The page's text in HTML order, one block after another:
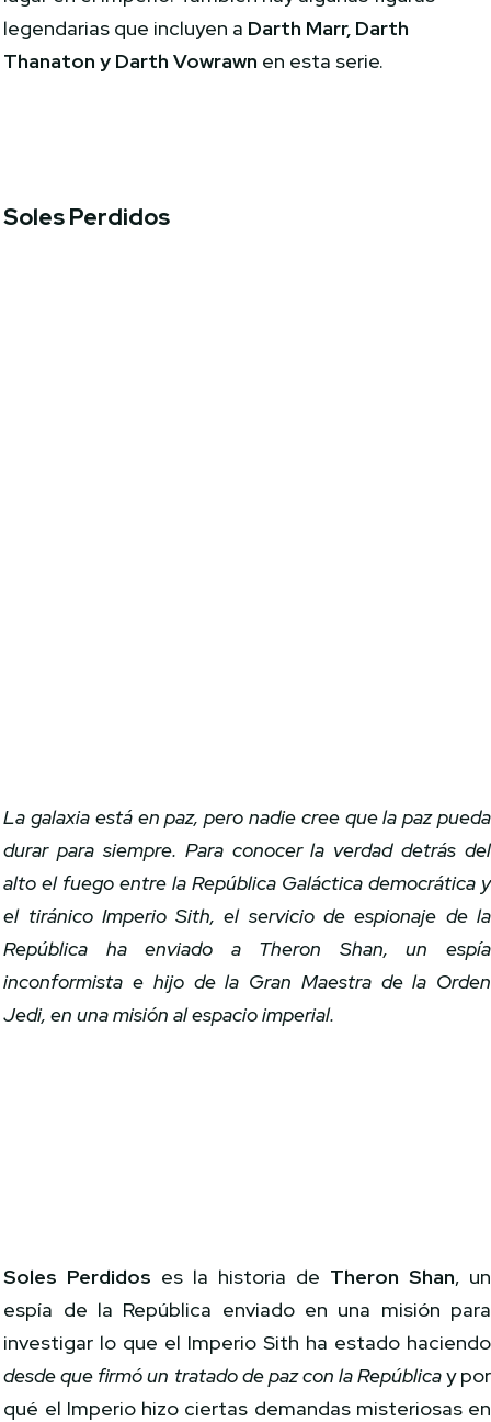
legendarias que incluyen a Darth Marr, Darth
Thanaton y Darth Vowrawn en esta serie.
Soles Perdidos
La galaxia está en paz, pero nadie cree que la paz pueda
durar para siempre. Para conocer la verdad detrás del
alto el fuego entre la República Galáctica democrática y
el tiránico Imperio Sith, el servicio de espionaje de la
República ha enviado a Theron Shan, un espía
inconformista e hijo de la Gran Maestra de la Orden
Jedi, en una misión al espacio imperial.
Soles Perdidos es la historia de Theron Shan, un
espía de la República enviado en una misión para
investigar lo que el Imperio Sith ha estado haciendo
desde que firmó un tratado de paz con la Repúblicay por
qué el Imperio hizo ciertas demandas misteriosas en